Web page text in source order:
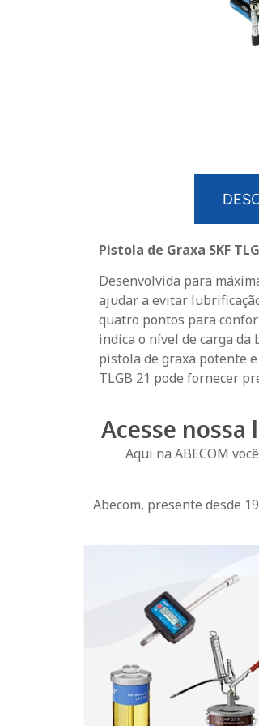
Pistola de Graxa SKF
Desenvolvida para
ajudar a evitar
quatro pontos para
indica o nível de carga da
pistola de graxa potente
TLGB 21 pode fornecer
Acesse
Aqui na ABECOM
Abecom, presente desde